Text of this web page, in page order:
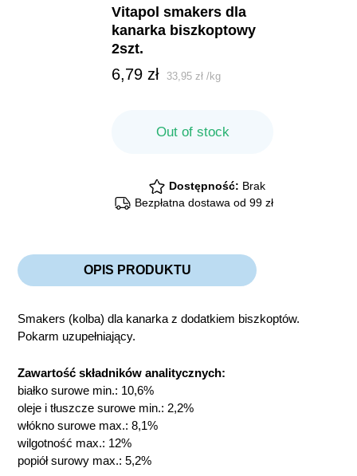
vitapol smakers dla
kanarka biszkoptowy
2szt.
6,79 zł 33,95zł /kg
Out of stock
Dostępność: Brak
Bezpłatna dostawa od 99 zł
OPIS PRODUKTU
Smakers (kolba) dla kanarka z dodatkiem biszkoptów.
Pokarm uzupełniający.
Zawartość składników analitycznych:
białko surowe min.: 10,6%
oleje i tłuszcze surowe min.: 2,2%
włókno surowe max.: 8,1%
wilgotność max.: 12%
popiół surowy max.: 5,2%